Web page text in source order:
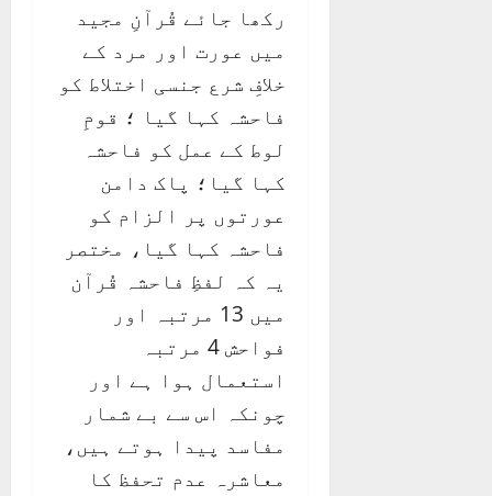
رکھا جائے قُرآنِ مجید
میں عورت اور مرد کے
خلافِ شرع جنسی اختلاط کو
فاحشہ کہا گیا ؛ قومِ
لوط کے عمل کو فاحشہ
کہا گیا؛ پاک دامن
عورتوں پر الزام کو
فاحشہ کہا گیا، مختصر
یہ کہ لفظِ فاحشہ قُرآن
میں 13 مرتبہ اور
فواحش 4 مرتبہ
استعمال ہوا ہے اور
چونکہ اس سے بے شمار
مفاسد پیدا ہوتے ہیں،
معاشرہ عدم تحفظ کا